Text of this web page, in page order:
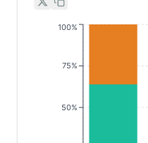
50%
75%
100%